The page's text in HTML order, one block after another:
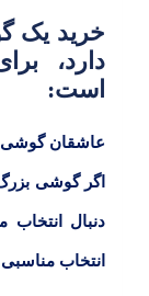
خرید یک
دارد،
است:
عاشقان
اگر گوشی
دنبال
انتخاب